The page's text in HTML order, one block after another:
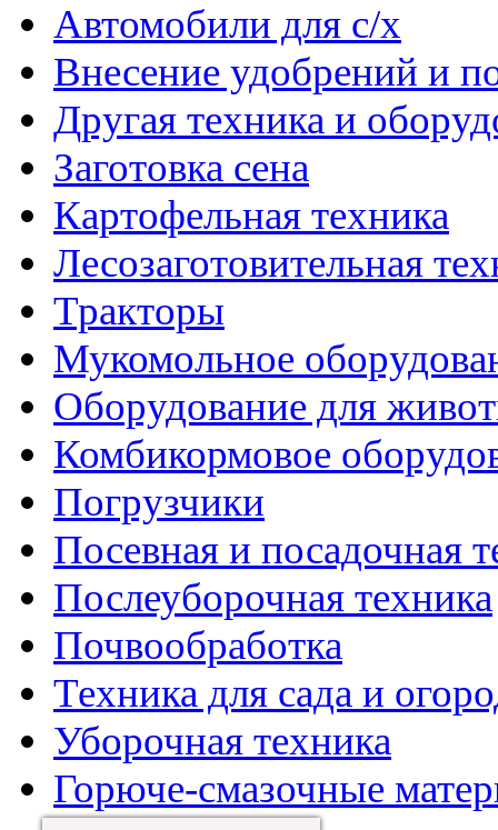
Автомобили для с/х
Внесение удобрений и
Другая техника и
Заготовка сена
Картофельная техника
Лесозаготовительная
Тракторы
Мукомольное
Оборудование для
Комбикормовое
Погрузчики
Посевная и посадочная
Послеуборочная техника
Почвообработка
Техника для сада и
Уборочная техника
Горюче-смазочные